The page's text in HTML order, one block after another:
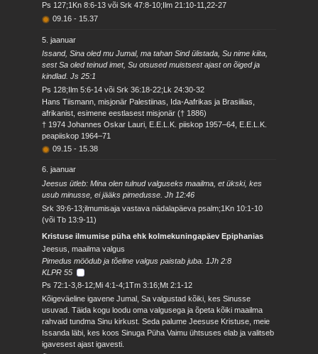
Ps 127;1Kn 8:6-13 või Srk 47:8-10;Ilm 21:10-11,22-27
09.16 - 15.37
5. jaanuar
Issand, Sina oled mu Jumal, ma tahan Sind ülistada, Su nime kiita,
sest Sa oled teinud imet, Su otsused muistsest ajast on õiged ja
kindlad. Js 25:1
Ps 128;Ilm 5:6-14 või Srk 36:18-22;Lk 24:30-32
Hans Tiismann, misjonär Palestiinas, Ida-Aafrikas ja Brasiilias,
afrikanist, esimene eestlasest misjonär († 1886)
† 1974 Johannes Oskar Lauri, E.E.L.K. piiskop 1957–64, E.E.L.K.
peapiiskop 1964–71
09.15 - 15.38
6. jaanuar
Jeesus ütleb: Mina olen tulnud valguseks maailma, et ükski, kes
usub minusse, ei jääks pimedusse. Jh 12:46
Srk 39:6-13;ilmumisaja vastava nädalapäeva psalm;1Kn 10:1-10
(või Tb 13:9-11)
Kristuse ilmumise püha ehk kolmekuningapäev Epiphanias
Jeesus, maailma valgus
Pimedus möödub ja tõeline valgus paistab juba. 1Jh 2:8
KLPR 55
Ps 72:1-3,8-12;Mi 4:1-4;1Tm 3:16;Mt 2:1-12
Kõigeväeline igavene Jumal, Sa valgustad kõiki, kes Sinusse
usuvad. Täida kogu loodu oma valgusega ja õpeta kõiki maailma
rahvaid tundma Sinu kirkust. Seda palume Jeesuse Kristuse, meie
Issanda läbi, kes koos Sinuga Püha Vaimu ühtsuses elab ja valitseb
igavesest ajast igavesti.